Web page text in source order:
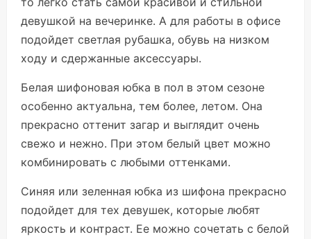
девушкой на вечеринке. А для работы в офисе
подойдет светлая рубашка, обувь на низком
ходу и сдержанные аксессуары.
Белая шифоновая юбка в пол в этом сезоне
особенно актуальна, тем более, летом. Она
прекрасно оттенит загар и выглядит очень
свежо и нежно. При этом белый цвет можно
комбинировать с любыми оттенками.
Синяя или зеленная юбка из шифона прекрасно
подойдет для тех девушек, которые любят
яркость и контраст. Ее можно сочетать с белой